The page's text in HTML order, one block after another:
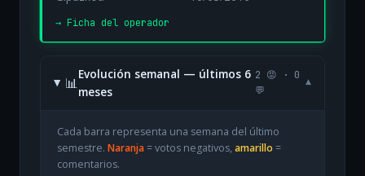
→ Ficha del operador
📊
Evolución semanal — últimos 6
meses
2 😡 · 0
💬
▾
Cada barra representa una semana del último
semestre. Naranja= votos negativos, amarillo =
comentarios.